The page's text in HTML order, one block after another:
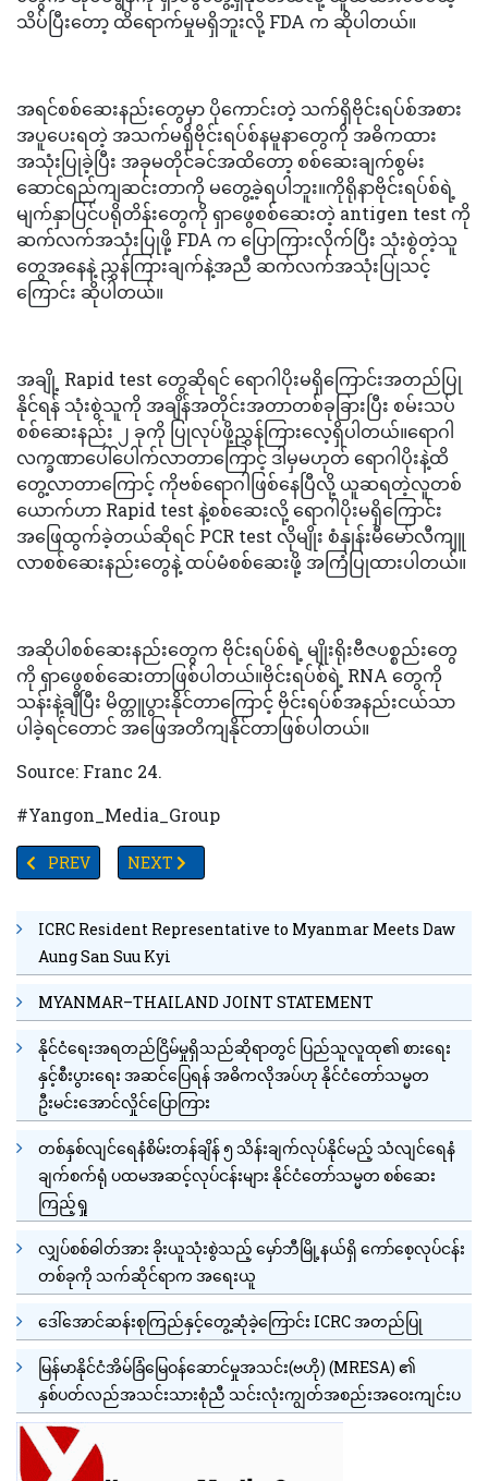
သိပ်ပြီးတော့ ထိရောက်မှုမရှိဘူးလို့ FDA က ဆိုပါတယ်။
အရင်စစ်ဆေးနည်းတွေမှာ ပိုကောင်းတဲ့ သက်ရှိဗိုင်းရပ်စ်အစား
အပူပေးရတဲ့ အသက်မရှိဗိုင်းရပ်စ်နမူနာတွေကို အဓိကထား
အသုံးပြုခဲ့ပြီး အခုမတိုင်ခင်အထိတော့ စစ်ဆေးချက်စွမ်း
ဆောင်ရည်ကျဆင်းတာကို မတွေ့ခဲ့ရပါဘူး။ကိုရိုနာဗိုင်းရပ်စ်ရဲ့
မျက်နှာပြင်ပရိုတိန်းတွေကို ရှာဖွေစစ်ဆေးတဲ့ antigen test ကို
ဆက်လက်အသုံးပြုဖို့ FDA က ပြောကြားလိုက်ပြီး သုံးစွဲတဲ့သူ
တွေအနေနဲ့ ညွှန်ကြားချက်နဲ့အညီ ဆက်လက်အသုံးပြုသင့်
ကြောင်း ဆိုပါတယ်။
အချို့ Rapid test တွေဆိုရင် ရောဂါပိုးမရှိကြောင်းအတည်ပြု
နိုင်ရန် သုံးစွဲသူကို အချိန်အတိုင်းအတာတစ်ခုခြားပြီး စမ်းသပ်
စစ်ဆေးနည်း ၂ ခုကို ပြုလုပ်ဖို့ညွှန်ကြားလေ့ရှိပါတယ်။ရောဂါ
လက္ခဏာပေါ်ပေါက်လာတာကြောင့် ဒါမှမဟုတ် ရောဂါပိုးနဲ့ထိ
တွေ့လာတာကြောင့် ကိုဗစ်ရောဂါဖြစ်နေပြီလို့ ယူဆရတဲ့လူတစ်
ယောက်ဟာ Rapid test နဲ့စစ်ဆေးလို့ ရောဂါပိုးမရှိကြောင်း
အဖြေထွက်ခဲ့တယ်ဆိုရင် PCR test လိုမျိုး စံနှုန်းမီမော်လီကျူ
လာစစ်ဆေးနည်းတွေနဲ့ ထပ်မံစစ်ဆေးဖို့ အကြံပြုထားပါတယ်။
အဆိုပါစစ်ဆေးနည်းတွေက ဗိုင်းရပ်စ်ရဲ့ မျိုးရိုးဗီဇပစ္စည်းတွေ
ကို ရှာဖွေစစ်ဆေးတာဖြစ်ပါတယ်။ဗိုင်းရပ်စ်ရဲ့ RNA တွေကို
သန်းနဲ့ချီပြီး မိတ္တူပွားနိုင်တာကြောင့် ဗိုင်းရပ်စ်အနည်းငယ်သာ
ပါခဲ့ရင်တောင် အဖြေအတိကျနိုင်တာဖြစ်ပါတယ်။
Source: Franc 24.
#Yangon_Media_Group
PREVIOUS ARTICLE: JOHNSON & JOHNSON ကိုဗစ်ကာ
PREV NEXT ARTICLE: အိန္ဒိယဧကရာဇ်တွေရဲ့အမွေဆက်
NEXT
ICRC Resident Representative to Myanmar Meets Daw
Aung San Suu Kyi
MYANMAR–THAILAND JOINT STATEMENT
နိုင်ငံရေးအရတည်ငြိမ်မှုရှိသည်ဆိုရာတွင် ပြည်သူလူထု၏ စားရေး
နှင့်စီးပွားရေး အဆင်ပြေရန် အဓိကလိုအပ်ဟု နိုင်ငံတော်သမ္မတ
ဦးမင်းအောင်လှိုင်ပြောကြား
တစ်နှစ်လျင်ရေနံစိမ်းတန်ချိန် ၅ သိန်းချက်လုပ်နိုင်မည့် သံလျင်ရေနံ
ချက်စက်ရုံ ပထမအဆင့်လုပ်ငန်းများ နိုင်ငံတော်သမ္မတ စစ်ဆေး
ကြည့်ရှု
လျှပ်စစ်ဓါတ်အား ခိုးယူသုံးစွဲသည့် မှော်ဘီမြို့နယ်ရှိ ကော်စေ့လုပ်ငန်း
တစ်ခုကို သက်ဆိုင်ရာက အရေးယူ
ဒေါ်အောင်ဆန်းစုကြည်နှင့်တွေ့ဆုံခဲ့ကြောင်း ICRC အတည်ပြု
မြန်မာနိုင်ငံအိမ်ခြံမြေဝန်ဆောင်မှုအသင်း(ဗဟို) (MRESA) ၏
နှစ်ပတ်လည်အသင်းသားစုံညီ သင်းလုံးကျွတ်အစည်းအဝေးကျင်းပ